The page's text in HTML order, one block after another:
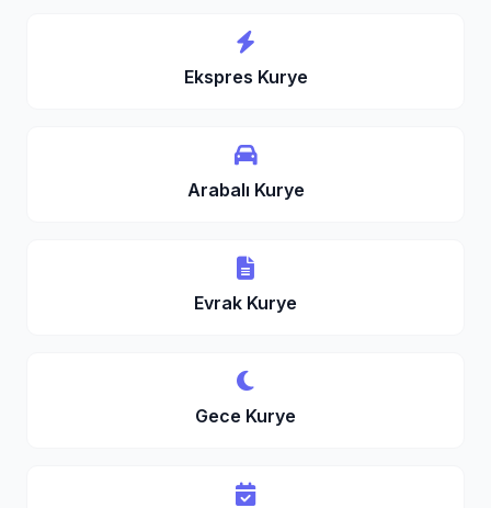
Ekspres Kurye
Arabalı Kurye
Evrak Kurye
Gece Kurye